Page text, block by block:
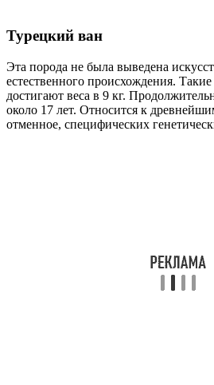
Турецкий ван
Эта порода не была выведена
естественного происхождения.
достигают веса в 9 кг.
около 17 лет. Относится к
отменное, специфических